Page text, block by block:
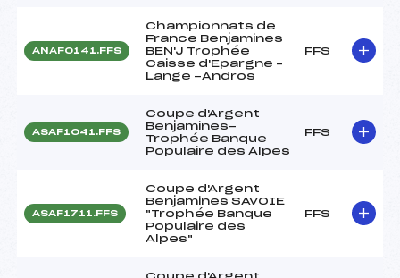
ANAF0141.FFS
Championnats de
France Benjamines
BEN'J Trophée
Caisse d'Epargne –
Lange -Andros
FFS
ASAF1041.FFS
Coupe d'Argent
Benjamines-
Trophée Banque
Populaire des Alpes
FFS
ASAF1711.FFS
Coupe d'Argent
Benjamines SAVOIE
"Trophée Banque
Populaire des
Alpes"
FFS
Coupe d'Argent